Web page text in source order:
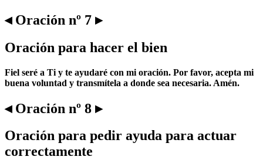
◂ Oración nº 7 ▸
Oración para hacer el bien
Fiel seré a Ti y te ayudaré con mi oración. Por favor, acepta mi
buena voluntad y transmítela a donde sea necesaria. Amén.
◂ Oración nº 8 ▸
Oración para pedir ayuda para actuar
correctamente